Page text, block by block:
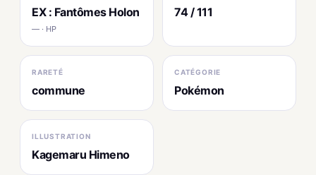
EX : Fantômes Holon
— · HP
74 / 111
RARETÉ
commune
CATÉGORIE
Pokémon
ILLUSTRATION
Kagemaru Himeno